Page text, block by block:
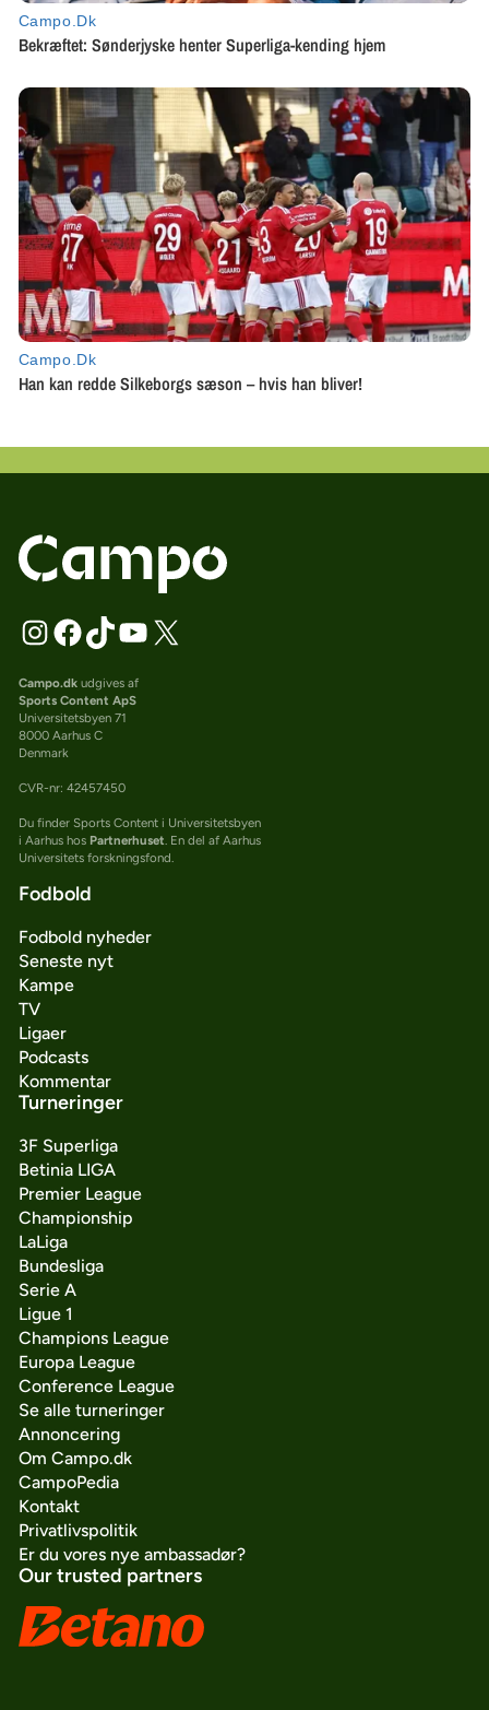
Campo.dkudgives af
Sports Content ApS
Universitetsbyen 71
8000 Aarhus C
Denmark
CVR-nr: 42457450
Du finder Sports Content i Universitetsbyen
i Aarhus hos Partnerhuset. En del af Aarhus
Universitets forskningsfond.
Fodbold
Fodbold nyheder
Seneste nyt
Kampe
TV
Ligaer
Podcasts
Kommentar
Turneringer
3F Superliga
Betinia LIGA
Premier League
Championship
LaLiga
Bundesliga
Serie A
Ligue 1
Champions League
Europa League
Conference League
Se alle turneringer
Annoncering
Om Campo.dk
CampoPedia
Kontakt
Privatlivspolitik
Er du vores nye ambassadør?
Our trusted partners